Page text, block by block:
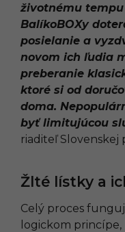
životnému
BalíkoBOXy
posielanie a
novom ich ľudia
preberanie
ktoré si od
doma.
byť limitujúcou
riaditeľ Slovenskej
Žlté lístky a
Celý proces
logickom